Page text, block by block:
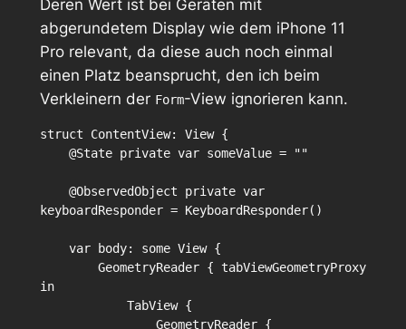
Deren Wert ist bei Geräten mit
abgerundetem Display wie dem iPhone 11
Pro relevant, da diese auch noch einmal
einen Platz beansprucht, den ich beim
Verkleinern der Form-View ignorieren kann.
struct ContentView: View {
keyboardResponder = KeyboardResponder()
in